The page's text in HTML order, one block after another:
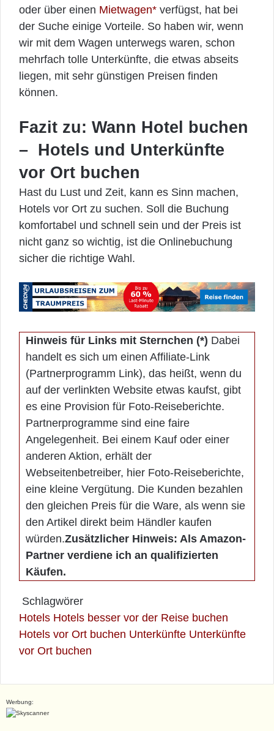
oder über einen Mietwagen* verfügst, hat bei
der Suche einige Vorteile. So haben wir, wenn
wir mit dem Wagen unterwegs waren, schon
mehrfach tolle Unterkünfte, die etwas abseits
liegen, mit sehr günstigen Preisen finden
können.
Fazit zu: Wann Hotel buchen
– Hotels und Unterkünfte
vor Ort buchen
Hast du Lust und Zeit, kann es Sinn machen,
Hotels vor Ort zu suchen. Soll die Buchung
komfortabel und schnell sein und der Preis ist
nicht ganz so wichtig, ist die Onlinebuchung
sicher die richtige Wahl.
Hinweis für Links mit Sternchen (*) Dabei
handelt es sich um einen Affiliate-Link
(Partnerprogramm Link), das heißt, wenn du
auf der verlinkten Website etwas kaufst, gibt
es eine Provision für Foto-Reiseberichte.
Partnerprogramme sind eine faire
Angelegenheit. Bei einem Kauf oder einer
anderen Aktion, erhält der
Webseitenbetreiber, hier Foto-Reiseberichte,
eine kleine Vergütung. Die Kunden bezahlen
den gleichen Preis für die Ware, als wenn sie
den Artikel direkt beim Händler kaufen
würden.Zusätzlicher Hinweis: Als Amazon-
Partner verdiene ich an qualifizierten
Käufen.
Schlagwörer
Hotels Hotels besser vor der Reise buchen
Hotels vor Ort buchen Unterkünfte Unterkünfte
vor Ort buchen
Werbung: